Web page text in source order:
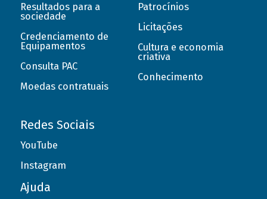
Resultados para a
sociedade
Credenciamento de
Equipamentos
Consulta PAC
Moedas contratuais
Patrocínios
Licitações
Cultura e economia
criativa
Conhecimento
Redes Sociais
YouTube
Instagram
Ajuda